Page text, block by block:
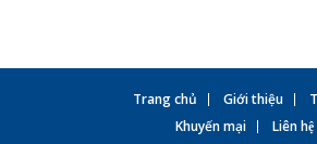
Trang chủ Giới thiệu
Khuyến mại
Liên hệ